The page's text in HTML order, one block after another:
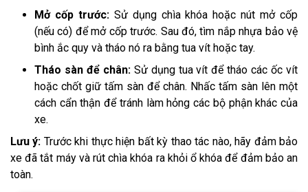
Mở cốp trước:Sử dụng chìa khóa hoặc nút mở cốp
(nếu có) để mở cốp trước. Sau đó, tìm nắp nhựa bảo vệ
bình ắc quy và tháo nó ra bằng tua vít hoặc tay.
Tháo sàn để chân: Sử dụng tua vít để tháo các ốc vít
hoặc chốt giữ tấm sàn để chân. Nhấc tấm sàn lên một
cách cẩn thận để tránh làm hỏng các bộ phận khác của
xe.
Lưu ý: Trước khi thực hiện bất kỳ thao tác nào, hãy đảm bảo
xe đã tắt máy và rút chìa khóa ra khỏi ổ khóa để đảm bảo an
toàn.